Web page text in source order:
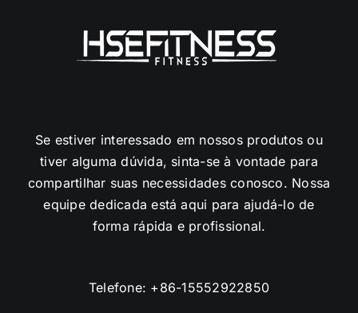
Se estiver interessado em nossos produtos ou
tiver alguma dúvida, sinta-se à vontade para
compartilhar suas necessidades conosco. Nossa
equipe dedicada está aqui para ajudá-lo de
forma rápida e profissional.
Telefone: +86-15552922850